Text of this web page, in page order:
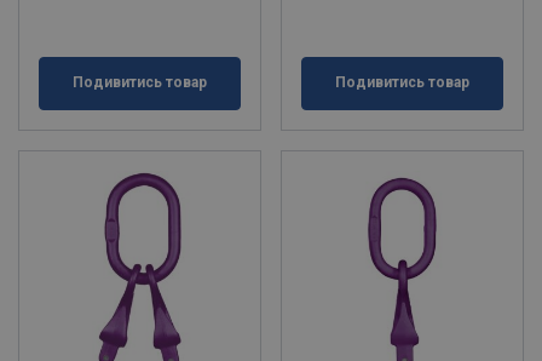
Подивитись товар Подивитись товар